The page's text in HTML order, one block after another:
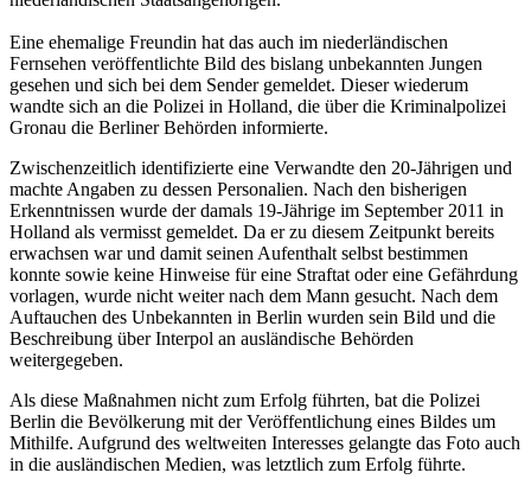
Eine ehemalige Freundin hat das auch im niederländischen
Fernsehen veröffentlichte Bild des bislang unbekannten Jungen
gesehen und sich bei dem Sender gemeldet. Dieser wiederum
wandte sich an die Polizei in Holland, die über die Kriminalpolizei
Gronau die Berliner Behörden informierte.
Zwischenzeitlich identifizierte eine Verwandte den 20-Jährigen und
machte Angaben zu dessen Personalien. Nach den bisherigen
Erkenntnissen wurde der damals 19-Jährige im September 2011 in
Holland als vermisst gemeldet. Da er zu diesem Zeitpunkt bereits
erwachsen war und damit seinen Aufenthalt selbst bestimmen
konnte sowie keine Hinweise für eine Straftat oder eine Gefährdung
vorlagen, wurde nicht weiter nach dem Mann gesucht. Nach dem
Auftauchen des Unbekannten in Berlin wurden sein Bild und die
Beschreibung über Interpol an ausländische Behörden
weitergegeben.
Als diese Maßnahmen nicht zum Erfolg führten, bat die Polizei
Berlin die Bevölkerung mit der Veröffentlichung eines Bildes um
Mithilfe. Aufgrund des weltweiten Interesses gelangte das Foto auch
in die ausländischen Medien, was letztlich zum Erfolg führte.